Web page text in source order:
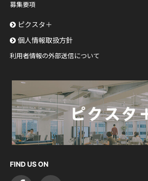
募集要項
ピクスタ＋
個人情報取扱方針
利用者情報の外部送信について
FIND US ON